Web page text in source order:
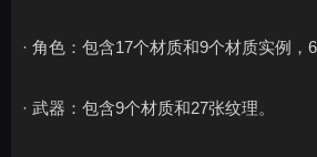
· 角色：包含17个材质和9个材质实例，
· 武器：包含9个材质和27张纹理。